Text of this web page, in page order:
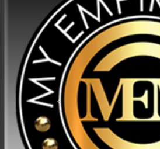
Previous
PRODUK(0)
BABIES(0)
KESIHATAN(80)
PERNIAGAAN
RUNCIT(1)